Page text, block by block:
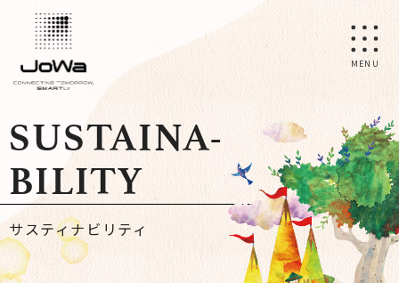
MENU
SUSTAINA-
BILITY
サスティナビリティ